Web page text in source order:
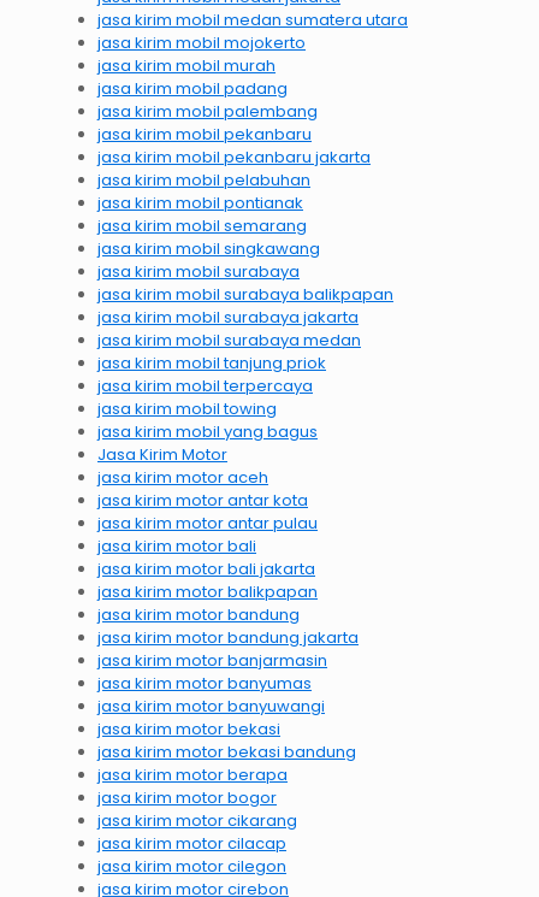
jasa kirim mobil medan sumatera utara
jasa kirim mobil mojokerto
jasa kirim mobil murah
jasa kirim mobil padang
jasa kirim mobil palembang
jasa kirim mobil pekanbaru
jasa kirim mobil pekanbaru jakarta
jasa kirim mobil pelabuhan
jasa kirim mobil pontianak
jasa kirim mobil semarang
jasa kirim mobil singkawang
jasa kirim mobil surabaya
jasa kirim mobil surabaya balikpapan
jasa kirim mobil surabaya jakarta
jasa kirim mobil surabaya medan
jasa kirim mobil tanjung priok
jasa kirim mobil terpercaya
jasa kirim mobil towing
jasa kirim mobil yang bagus
Jasa Kirim Motor
jasa kirim motor aceh
jasa kirim motor antar kota
jasa kirim motor antar pulau
jasa kirim motor bali
jasa kirim motor bali jakarta
jasa kirim motor balikpapan
jasa kirim motor bandung
jasa kirim motor bandung jakarta
jasa kirim motor banjarmasin
jasa kirim motor banyumas
jasa kirim motor banyuwangi
jasa kirim motor bekasi
jasa kirim motor bekasi bandung
jasa kirim motor berapa
jasa kirim motor bogor
jasa kirim motor cikarang
jasa kirim motor cilacap
jasa kirim motor cilegon
jasa kirim motor cirebon